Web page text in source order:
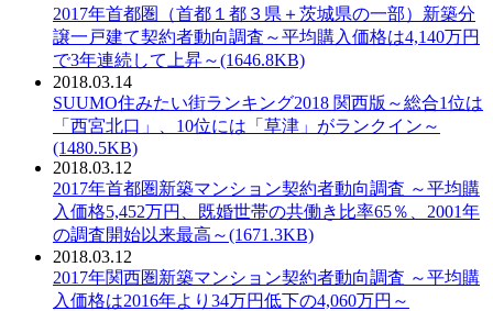
PDF：
2017年首都圏（首都１都３県＋茨城県の一部）新築分
譲一戸建て契約者動向調査～平均購入価格は4,140万円
で3年連続して上昇～(1646.8KB)
2018.03.14
PDF：
SUUMO住みたい街ランキング2018 関西版～総合1位は
「西宮北口」、10位には「草津」がランクイン～
(1480.5KB)
2018.03.12
PDF：
2017年首都圏新築マンション契約者動向調査 ～平均購
入価格5,452万円、既婚世帯の共働き比率65％、2001年
の調査開始以来最高～(1671.3KB)
2018.03.12
PDF：
2017年関西圏新築マンション契約者動向調査 ～平均購
入価格は2016年より34万円低下の4,060万円～